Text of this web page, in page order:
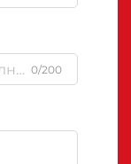
0/200